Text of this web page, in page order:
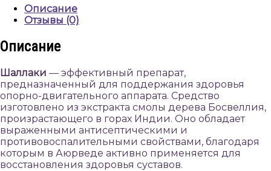
tabs,
Himalaya
Описание
Отзывы (0)
Описание
Шаллаки — эффективный препарат,
предназначенный для поддержания здоровья
опорно-двигательного аппарата. Средство
изготовлено из экстракта смолы дерева Босвеллия,
произрастающего в горах Индии. Оно обладает
выраженными антисептическими и
противовоспалительными свойствами, благодаря
которым в Аюрведе активно применяется для
восстановления здоровья суставов.